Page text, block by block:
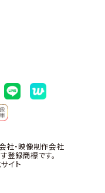
社・映像制作会社
登録商標です。
イト